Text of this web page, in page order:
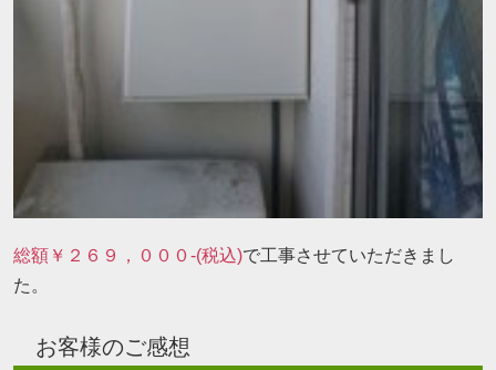
総額￥２６９，０００-(税込)で工事させていただきまし
た。
お客様のご感想